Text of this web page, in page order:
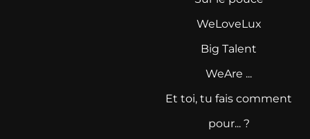
WeLoveLux
Big Talent
WeAre ...
Et toi, tu fais comment
pour... ?